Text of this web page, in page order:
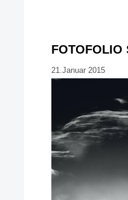
FOTOFOLIO
21.Januar 2015